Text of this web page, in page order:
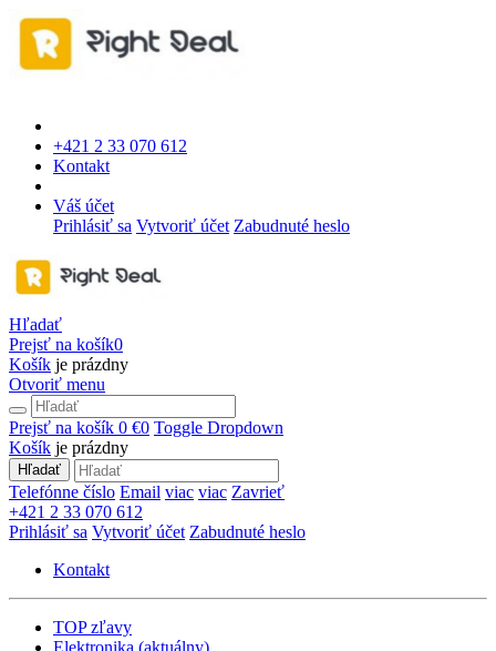
+421 2 33 070 612
Kontakt
Váš účet
Prihlásiť sa Vytvoriť účet Zabudnuté heslo
Hľadať
Prejsť na košík0
Košík je prázdny
Otvoriť menu
Prejsť na košík 0 €0 Toggle Dropdown
Košík je prázdny
Hľadať
Telefónne číslo Email viac viac Zavrieť
+421 2 33 070 612
Prihlásiť sa Vytvoriť účet Zabudnuté heslo
Kontakt
TOP zľavy
Elektronika (aktuálny)